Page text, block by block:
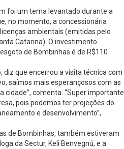
foi um tema levantado durante a
no momento, a concessionária
ambientais (emitidas pelo
Catarina). O investimento
de Bombinhas é de R$110
diz que encerrou a visita técnica com
saímos mais esperançosos com as
cidade”, comenta. “Super importante
pois podemos ter projeções do
e desenvolvimento”,
de Bombinhas, também estiveram
da Sectur, Keli Benvegnú, e a